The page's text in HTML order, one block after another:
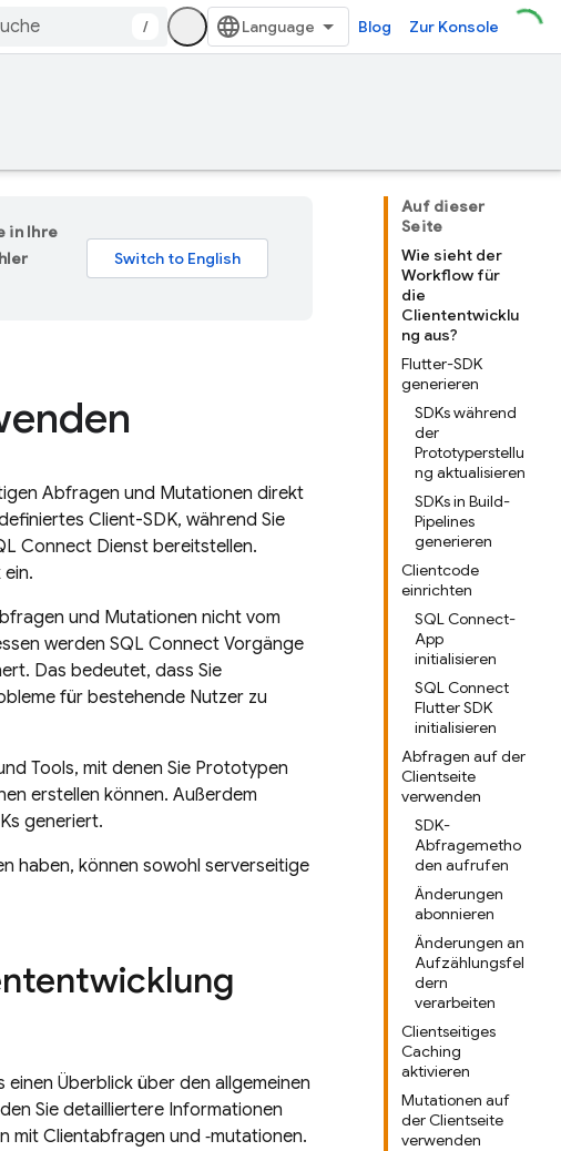
/ Blog Zur Konsole
Auf dieser
Seite
Wie sieht der
Workflow für
die
Cliententwicklu
ng aus?
Flutter-SDK
generieren
SDKs während
der
Prototyperstellu
ng aktualisieren
SDKs in Build-
Pipelines
generieren
Clientcode
einrichten
SQL Connect-
App
initialisieren
SQL Connect
Flutter SDK
initialisieren
Abfragen auf der
Clientseite
verwenden
SDK-
Abfragemetho
den aufrufen
Änderungen
abonnieren
Änderungen an
Aufzählungsfel
dern
verarbeiten
Clientseitiges
Caching
aktivieren
Mutationen auf
der Clientseite
verwenden
in Ihre
Abfragen und Mutationen direkt
Client-SDK, während Sie
Connect Dienst bereitstellen.
und Mutationen nicht vom
werden SQL Connect Vorgänge
Das bedeutet, dass Sie
für bestehende Nutzer zu
Tools, mit denen Sie Prototypen
erstellen können. Außerdem
generiert.
haben, können sowohl serverseitige
Überblick über den allgemeinen
Sie detailliertere Informationen
mit Clientabfragen und ‑mutationen.